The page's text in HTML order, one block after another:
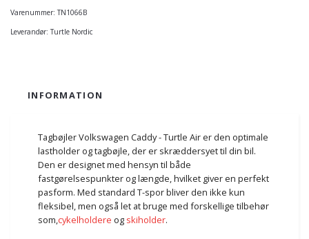
Varenummer: TN1066B
Leverandør: Turtle Nordic
INFORMATION
Tagbøjler Volkswagen Caddy - Turtle Air er den optimale
lastholder og tagbøjle, der er skræddersyet til din bil.
Den er designet med hensyn til både
fastgørelsespunkter og længde, hvilket giver en perfekt
pasform. Med standard T-spor bliver den ikke kun
fleksibel, men også let at bruge med forskellige tilbehør
som,cykelholdere og skiholder.